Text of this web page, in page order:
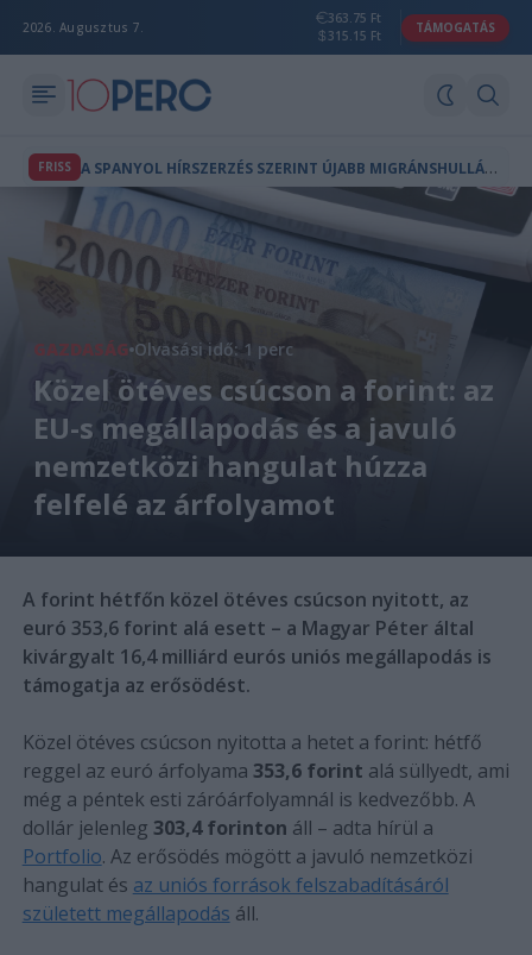
2026. Augusztus 7.
363.75 Ft
315.15 Ft
TÁMOGATÁS
FRISS A
SPANYOL HÍRSZERZÉS SZERINT ÚJABB MIGRÁNSHULLÁM INDULHAT CEUTA FELÉ
GAZDASÁG Olvasási idő: 1 perc
Közel ötéves csúcson a forint: az
EU-s megállapodás és a javuló
nemzetközi hangulat húzza
felfelé az árfolyamot
A forint hétfőn közel ötéves csúcson nyitott, az
euró 353,6 forint alá esett – a Magyar Péter által
kivárgyalt 16,4 milliárd eurós uniós megállapodás is
támogatja az erősödést.
Közel ötéves csúcson nyitotta a hetet a forint: hétfő
reggel az euró árfolyama 353,6 forint alá süllyedt, ami
még a péntek esti záróárfolyamnál is kedvezőbb. A
dollár jelenleg 303,4 forinton áll – adta hírül a
Portfolio. Az erősödés mögött a javuló nemzetközi
hangulat és az uniós források felszabadításáról
született megállapodás áll.